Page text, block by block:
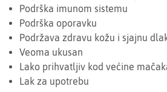
Podrška imunom sistemu
Podrška oporavku
Podržava zdravu kožu i sjajnu
Veoma ukusan
Lako prihvatljiv kod većine
Lak za upotrebu